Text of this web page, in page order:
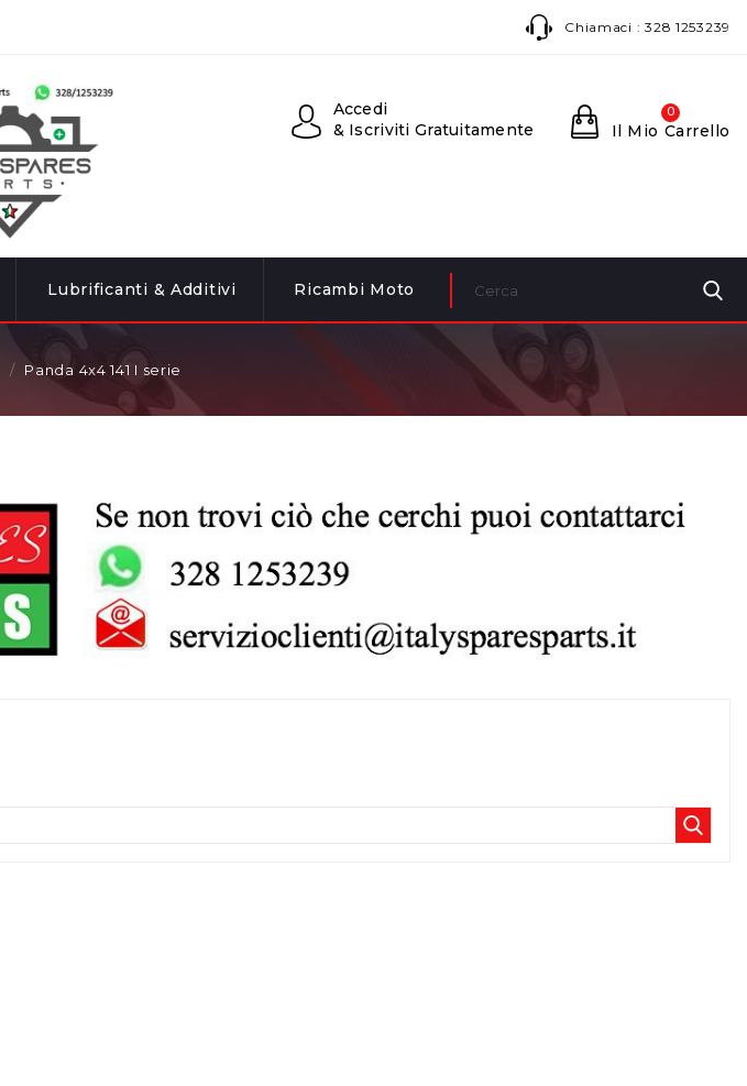
Chiamaci :328 1253239
0
Il Mio Carrello
Accedi
& Iscriviti Gratuitamente
Lubrificanti & Additivi Ricambi Moto
Panda 4x4 141 I serie